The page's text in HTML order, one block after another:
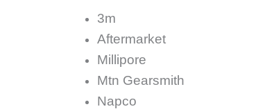
3m
Aftermarket
Millipore
Mtn Gearsmith
Napco